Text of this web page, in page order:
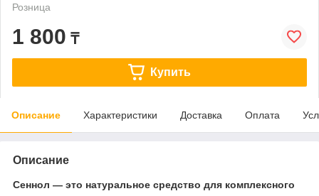
Розница
1 800 ₸
Купить
Описание Характеристики Доставка Оплата
Описание
Сеннол — это натуральное средство для комплексного